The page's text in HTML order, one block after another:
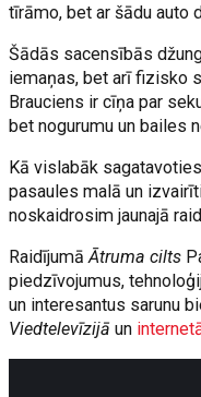
tīrāmo, bet ar šādu auto
Šādās sacensībās
iemaņas, bet arī fizisko
Brauciens ir cīņa par
bet nogurumu un bailes
Kā vislabāk
pasaules malā un
noskaidrosim jaunajā
RaidījumāĀtruma cilts
piedzīvojumus,
un interesantus sarunu
Viedtelevīzijā un